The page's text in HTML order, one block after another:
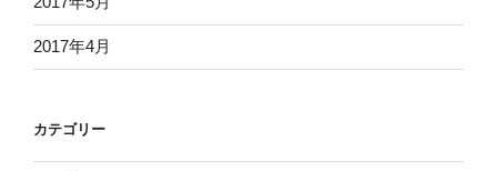
2017年4月
カテゴリー